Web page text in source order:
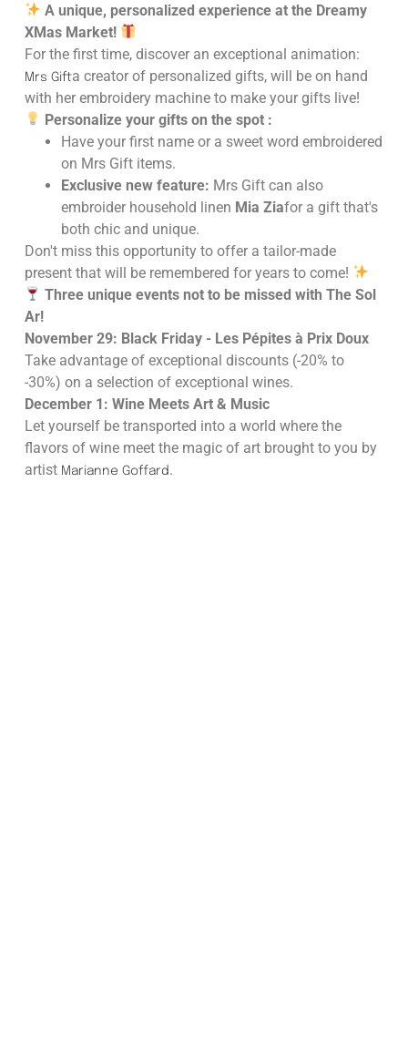
A unique, personalized experience at the Dreamy
XMas Market!
For the first time, discover an exceptional animation:
Mrs Gifta creator of personalized gifts, will be on hand
with her embroidery machine to make your gifts live!
Personalize your gifts on the spot :
Have your first name or a sweet word embroidered
on Mrs Gift items.
Exclusive new feature: Mrs Gift can also
embroider household linen Mia Ziafor a gift that's
both chic and unique.
Don't miss this opportunity to offer a tailor-made
present that will be remembered for years to come!
Three unique events not to be missed with The Sol
Ar!
November 29: Black Friday - Les Pépites à Prix Doux
Take advantage of exceptional discounts (-20% to
-30%) on a selection of exceptional wines.
December 1: Wine Meets Art & Music
Let yourself be transported into a world where the
flavors of wine meet the magic of art brought to you by
artist Marianne Goffard.